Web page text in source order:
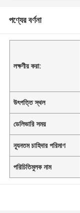
পণ্যের বর্ণনা
লক্ষণীয় করা:
উৎপত্তি স্থল
ডেলিভারি সময়
ন্যূনতম চাহিদার পরিমাণ
পরিচিতিমুলক নাম